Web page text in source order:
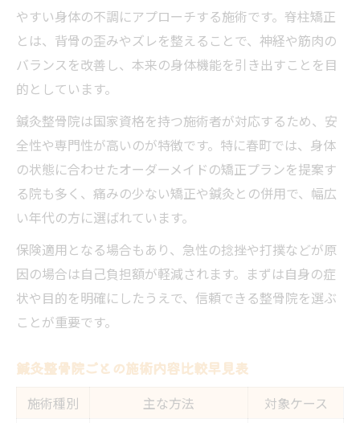
やすい身体の不調にアプローチする施術です。脊柱矯正
とは、背骨の歪みやズレを整えることで、神経や筋肉の
バランスを改善し、本来の身体機能を引き出すことを目
的としています。
鍼灸整骨院は国家資格を持つ施術者が対応するため、安
全性や専門性が高いのが特徴です。特に春町では、身体
の状態に合わせたオーダーメイドの矯正プランを提案す
る院も多く、痛みの少ない矯正や鍼灸との併用で、幅広
い年代の方に選ばれています。
保険適用となる場合もあり、急性の捻挫や打撲などが原
因の場合は自己負担額が軽減されます。まずは自身の症
状や目的を明確にしたうえで、信頼できる整骨院を選ぶ
ことが重要です。
鍼灸整骨院ごとの施術内容比較早見表
施術種別 主な方法 対象ケース